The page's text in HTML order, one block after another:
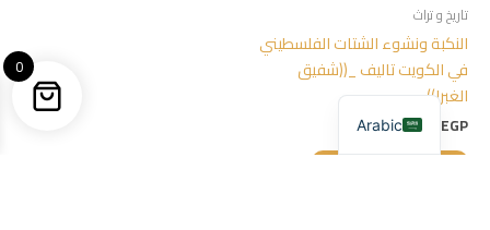
تاريخ و تراث
النكبة ونشوء الشتات الفلسطيني
في الكويت تاليف _((شفيق
الغبرا))
300,00 EGP
0
Arabic